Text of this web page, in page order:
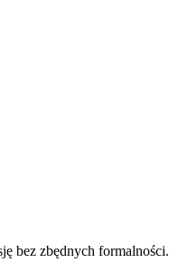
bez zbędnych formalności.